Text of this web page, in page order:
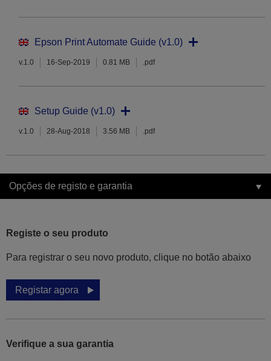
Epson Print Automate Guide (v1.0)
v.1.0 16-Sep-2019 0.81 MB .pdf
Setup Guide (v1.0)
v.1.0 28-Aug-2018 3.56 MB .pdf
Opções de registo e garantia
Registe o seu produto
Para registrar o seu novo produto, clique no botão abaixo
Registar agora
Verifique a sua garantia